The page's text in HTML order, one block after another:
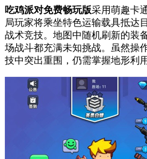
吃鸡派对免费畅玩版采用萌趣卡
局玩家将乘坐特色运输载具抵达
战术竞技。地图中随机刷新的装
场战斗都充满未知挑战。虽然操
技中突出重围，仍需掌握地形利